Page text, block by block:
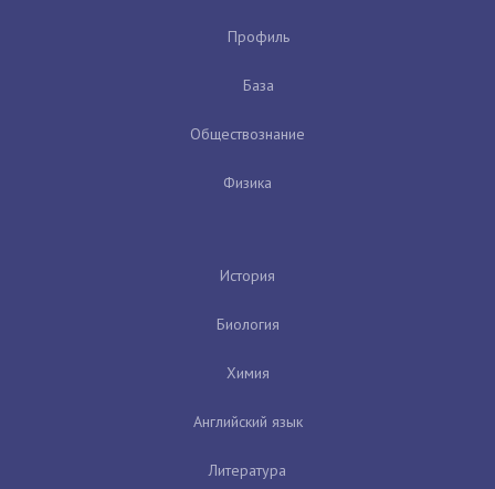
Профиль
База
Обществознание
Физика
История
Биология
Химия
Английский язык
Литература